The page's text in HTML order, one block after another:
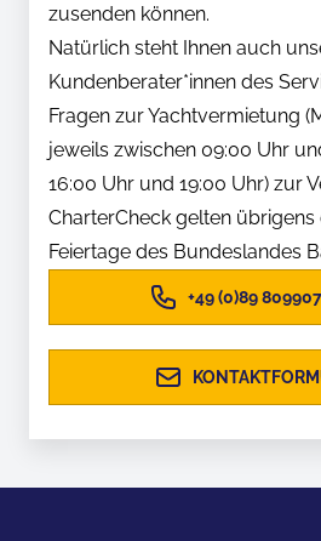
zusenden können.
Natürlich steht Ihnen auch
Kundenberater*innen des
Fragen zur Yachtvermietung
jeweils zwischen 09:00 Uhr
16:00 Uhr und 19:00 Uhr) zur
CharterCheck gelten
Feiertage des Bundeslandes
+49 (0)89